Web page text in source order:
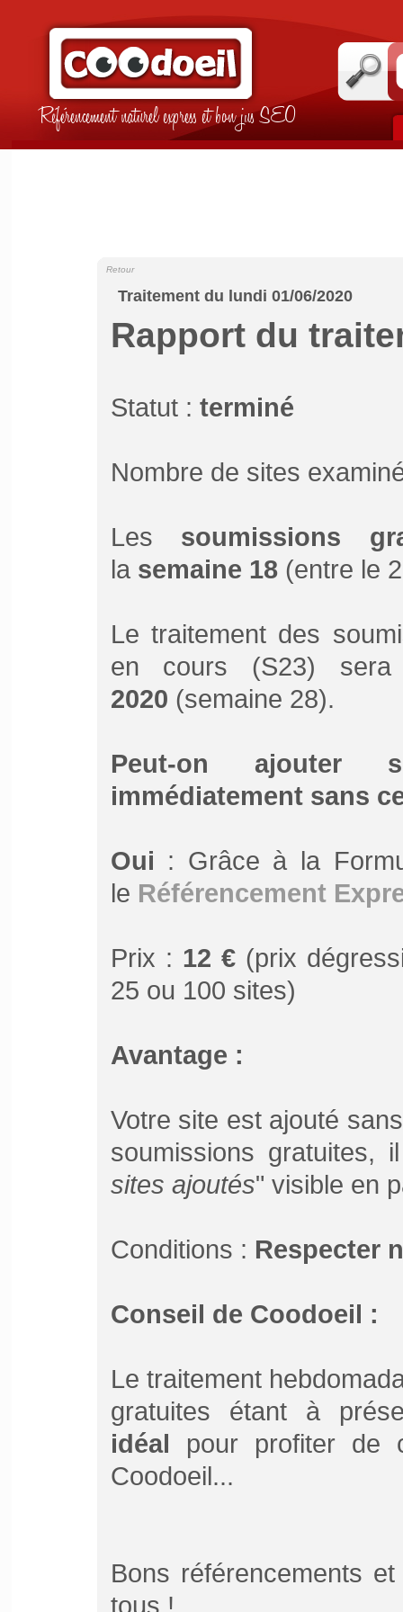
Référencement naturel express et bon jus SEO
Traitement du lundi 01/06/2020
Retour
Rapport du
Statut : terminé
Nombre de sites
Les soumissions
la semaine 18(entre le
Le traitement des
en cours (S23)
2020 (semaine 28).
Peut-on ajouter
immédiatement sans
Oui : Grâce à la
le Référencement
Prix : 12 €(prix
25 ou 100 sites)
Avantage :
Votre site est ajouté
soumissions
sites ajoutés" visible en
Conditions : Respecter
Conseil de Coodoeil :
Le traitement
gratuites étant à
idéal pour profiter de
Coodoeil...
Bons référencements
tous !